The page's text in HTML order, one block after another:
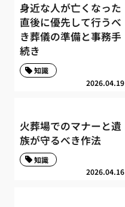
身近な人が亡くなった
直後に優先して行うべ
き葬儀の準備と事務手
続き
2026.04.19
知識
火葬場でのマナーと遺
族が守るべき作法
2026.04.16
知識